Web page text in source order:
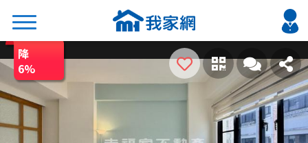
搜尋
熱門關鍵字
降
6%